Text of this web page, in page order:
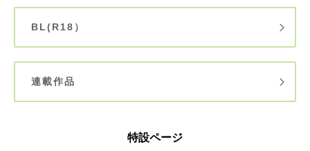
BL(R18）
連載作品
特設ページ